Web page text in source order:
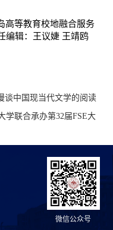
高等教育校地融合服务
辑：王议婕 王靖鸥
谈中国现当代文学的阅读
学联合承办第32届FSE大
微信公众号